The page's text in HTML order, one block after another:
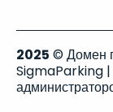
2025 © Домен
SigmaParking |